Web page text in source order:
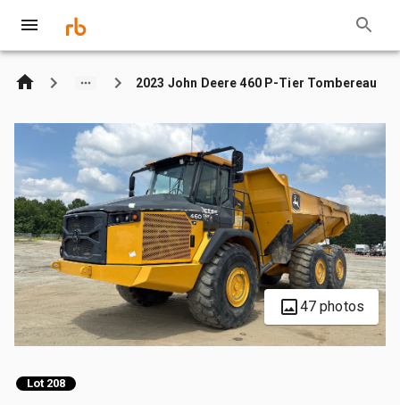
2023 John Deere 460 P-Tier Tombereau
47 photos
Lot 208